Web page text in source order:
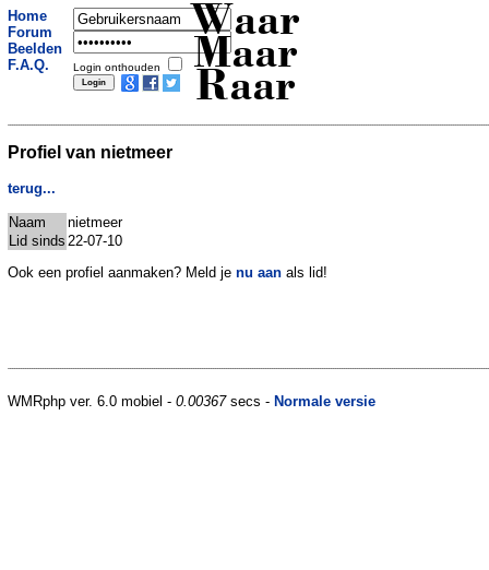
Home
Forum
Beelden
F.A.Q.
Login onthouden
Waar
Maar
Raar
Profiel van nietmeer
terug...
Naam
nietmeer
Lid sinds 22-07-10
Ook een profiel aanmaken? Meld je nu aan als lid!
WMRphp ver. 6.0 mobiel - 0.00367secs - Normale versie